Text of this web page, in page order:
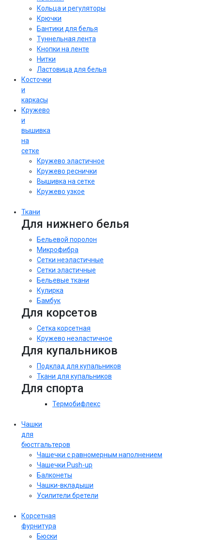
Кольца и регуляторы
Крючки
Бантики для белья
Туннельная лента
Кнопки на ленте
Нитки
Ластовица для белья
Косточки
и
каркасы
Кружево
и
вышивка
на
сетке
Кружево эластичное
Кружево реснички
Вышивка на сетке
Кружево узкое
Ткани
Для нижнего белья
Бельевой поролон
Микрофибра
Сетки неэластичные
Сетки эластичные
Бельевые ткани
Кулирка
Бамбук
Для корсетов
Сетка корсетная
Кружево неэластичное
Для купальников
Подклад для купальников
Ткани для купальников
Для спорта
Термобифлекс
Чашки
для
бюстгальтеров
Чашечки с равномерным наполнением
Чашечки Push-up
Балконеты
Чашки-вкладыши
Усилители бретели
Корсетная
фурнитура
Бюски